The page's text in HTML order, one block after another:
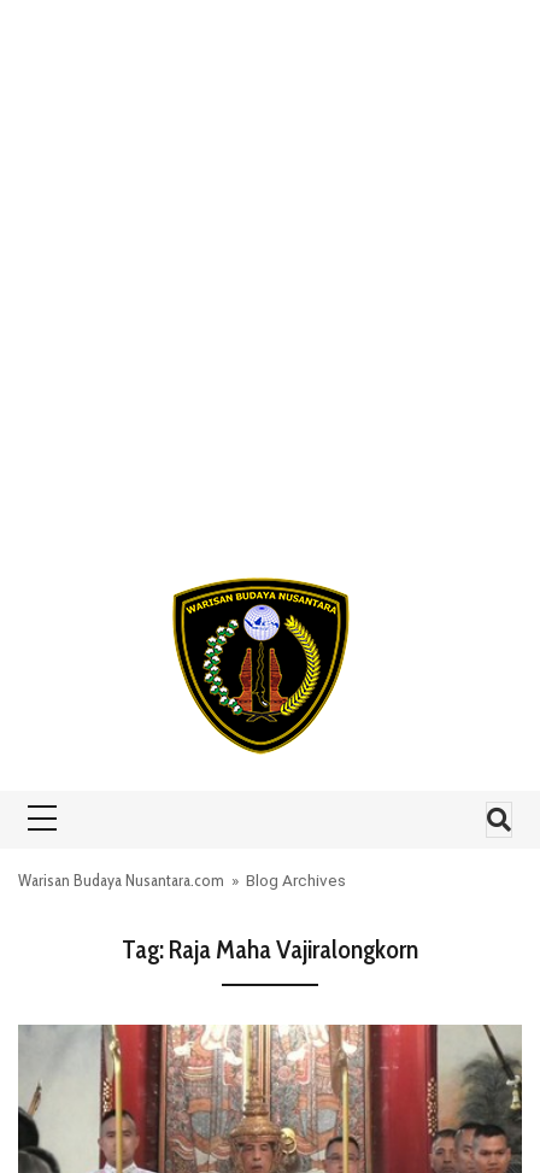
Warisan Budaya Nusantara.com » Blog Archives
Tag:Raja Maha Vajiralongkorn